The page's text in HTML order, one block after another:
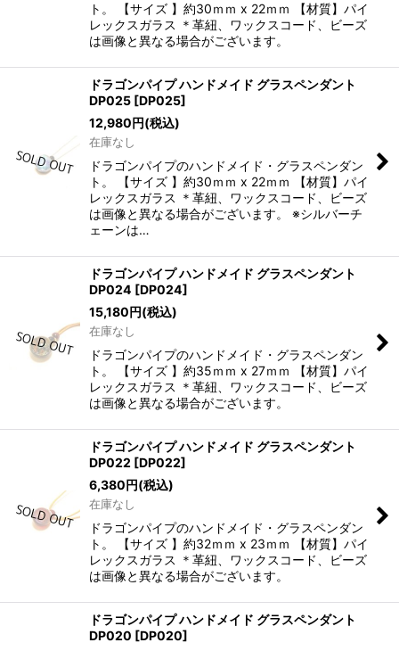
ト。 【サイズ 】約30ｍｍ x 22ｍｍ 【材質】パイ
レックスガラス ＊革紐、ワックスコード、ビーズ
は画像と異なる場合がございます。
ドラゴンパイプ ハンドメイド グラスペンダント
DP025 [DP025]
12,980円(税込)
在庫なし
ドラゴンパイプのハンドメイド・グラスペンダン
ト。 【サイズ 】約30ｍｍ x 22ｍｍ 【材質】パイ
レックスガラス ＊革紐、ワックスコード、ビーズ
は画像と異なる場合がございます。 ※シルバーチ
ェーンは…
ドラゴンパイプ ハンドメイド グラスペンダント
DP024 [DP024]
15,180円(税込)
在庫なし
ドラゴンパイプのハンドメイド・グラスペンダン
ト。 【サイズ 】約35ｍｍ x 27ｍｍ 【材質】パイ
レックスガラス ＊革紐、ワックスコード、ビーズ
は画像と異なる場合がございます。
ドラゴンパイプ ハンドメイド グラスペンダント
DP022 [DP022]
6,380円(税込)
在庫なし
ドラゴンパイプのハンドメイド・グラスペンダン
ト。 【サイズ 】約32ｍｍ x 23ｍｍ 【材質】パイ
レックスガラス ＊革紐、ワックスコード、ビーズ
は画像と異なる場合がございます。
ドラゴンパイプ ハンドメイド グラスペンダント
DP020 [DP020]